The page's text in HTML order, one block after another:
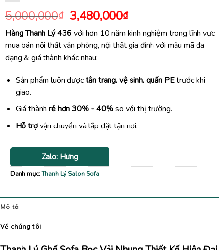
5,000,000₫ Giá
gốc
là:
5,000,000₫.
3,480,000₫Giá
hiện
tại
là:
Hàng Thanh Lý 436 với hơn 10 năm kinh nghiệm trong lĩnh vực
mua bán nội thất văn phòng, nội thất gia đình với mẫu mã đa
dạng & giá thành khác nhau:
Sản phẩm luôn đượctân trang, vệ sinh, quấn PEtrước khi
giao.
Giá thành rẻ hơn 30% - 40%so với thị trường.
Hỗ trợvận chuyển và lắp đặt tận nơi.
Zalo: Hưng
Danh mục:Thanh Lý Salon Sofa
Mô tả
Về chúng tôi